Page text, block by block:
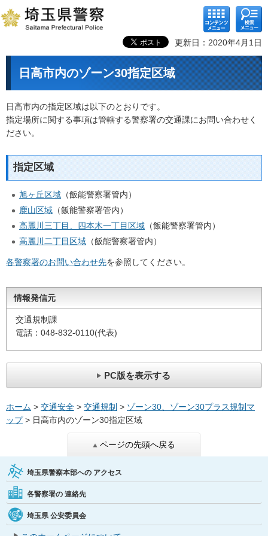
コンテ
ンツメ
ニュー
検索メ
ニュー
更新日：2020年4月1日
日高市内のゾーン30指定区域
日高市内の指定区域は以下のとおりです。
指定場所に関する事項は管轄する警察署の交通課にお問い合わせく
ださい。
指定区域
旭ヶ丘区域 （飯能警察署管内）
鹿山区域 （飯能警察署管内）
高麗川三丁目、四本木一丁目区域 （飯能警察署管内）
高麗川二丁目区域 （飯能警察署管内）
各警察署のお問い合わせ先を参照してください。
情報発信元
交通規制課
電話：048-832-0110(代表)
PC版を表示する
ホーム > 交通安全 > 交通規制 > ゾーン30、ゾーン30プラス規制マ
ップ> 日高市内のゾーン30指定区域
ページの先頭へ戻る
埼玉県警察本部への アクセス
各警察署の 連絡先
埼玉県 公安委員会